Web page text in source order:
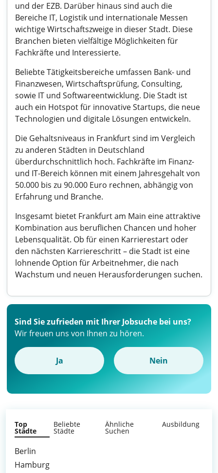
und der EZB. Darüber hinaus sind auch die
Bereiche IT, Logistik und internationale Messen
wichtige Wirtschaftszweige in dieser Stadt. Diese
Branchen bieten vielfältige Möglichkeiten für
Fachkräfte und Interessierte.
Beliebte Tätigkeitsbereiche umfassen Bank- und
Finanzwesen, Wirtschaftsprüfung, Consulting,
sowie IT und Softwareentwicklung. Die Stadt ist
auch ein Hotspot für innovative Startups, die neue
Technologien und digitale Lösungen entwickeln.
Die Gehaltsniveaus in Frankfurt sind im Vergleich
zu anderen Städten in Deutschland
überdurchschnittlich hoch. Fachkräfte im Finanz-
und IT-Bereich können mit einem Jahresgehalt von
50.000 bis zu 90.000 Euro rechnen, abhängig von
Erfahrung und Branche.
Insgesamt bietet Frankfurt am Main eine attraktive
Kombination aus beruflichen Chancen und hoher
Lebensqualität. Ob für einen Karrierestart oder
den nächsten Karriereschritt – die Stadt ist eine
lohnende Option für Arbeitnehmer, die nach
Wachstum und neuen Herausforderungen suchen.
Sind Sie zufrieden mit Ihrer Jobsuche bei uns?
Wir freuen uns von Ihnen zu hören.
Ja Nein
Top
Städte
Beliebte
Städte
Ähnliche
Suchen
Ausbildung
Berlin
Hamburg